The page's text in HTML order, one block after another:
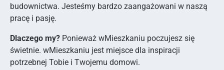
budownictwa. Jesteśmy bardzo zaangażowani w naszą
pracę i pasję.
Dlaczego my? Ponieważ wMieszkaniu poczujesz się
świetnie. wMieszkaniu jest miejsce dla inspiracji
potrzebnej Tobie i Twojemu domowi.